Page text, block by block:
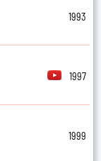
1993
1997
1999